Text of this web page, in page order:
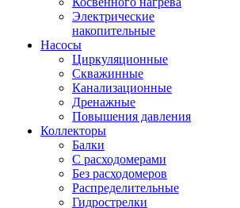
Электрические
накопительные
Насосы
Циркуляционные
Скважинные
Канализационные
Дренажные
Повышения давления
Коллекторы
Балки
С расходомерами
Без расходомеров
Распределительные
Гидрострелки